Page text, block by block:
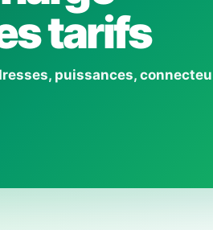
tarifs
puissances,